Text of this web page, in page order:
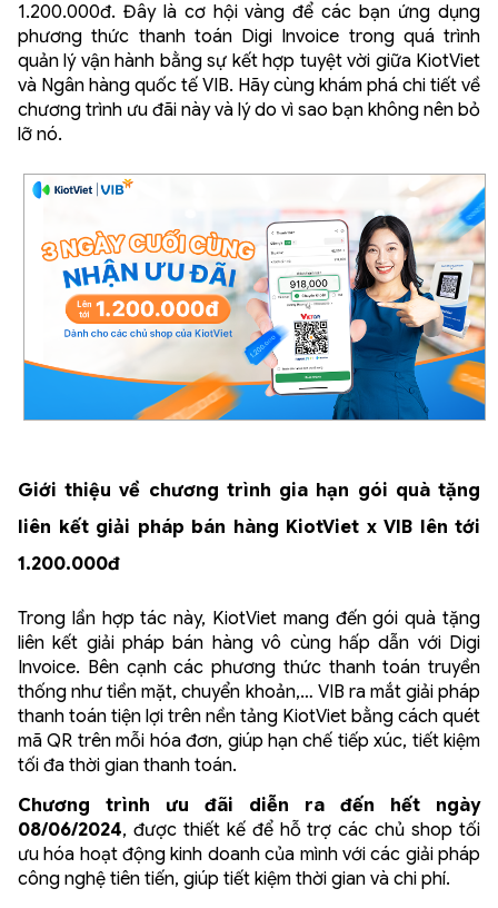
1.200.000đ. Đây là cơ hội vàng để các bạn ứng dụng
phương thức thanh toán Digi Invoice trong quá trình
quản lý vận hành bằng sự kết hợp tuyệt vời giữa KiotViet
và Ngân hàng quốc tế VIB. Hãy cùng khám phá chi tiết về
chương trình ưu đãi này và lý do vì sao bạn không nên bỏ
lỡ nó.
Giới thiệu về chương trình gia hạn gói quà tặng
liên kết giải pháp bán hàng KiotViet x VIB lên tới
1.200.000đ
Trong lần hợp tác này, KiotViet mang đến gói quà tặng
liên kết giải pháp bán hàng vô cùng hấp dẫn với Digi
Invoice. Bên cạnh các phương thức thanh toán truyền
thống như tiền mặt, chuyển khoản,… VIB ra mắt giải pháp
thanh toán tiện lợi trên nền tảng KiotViet bằng cách quét
mã QR trên mỗi hóa đơn, giúp hạn chế tiếp xúc, tiết kiệm
tối đa thời gian thanh toán.
Chương trình ưu đãi diễn ra đến hết ngày
08/06/2024, được thiết kế để hỗ trợ các chủ shop tối
ưu hóa hoạt động kinh doanh của mình với các giải pháp
công nghệ tiên tiến, giúp tiết kiệm thời gian và chi phí.